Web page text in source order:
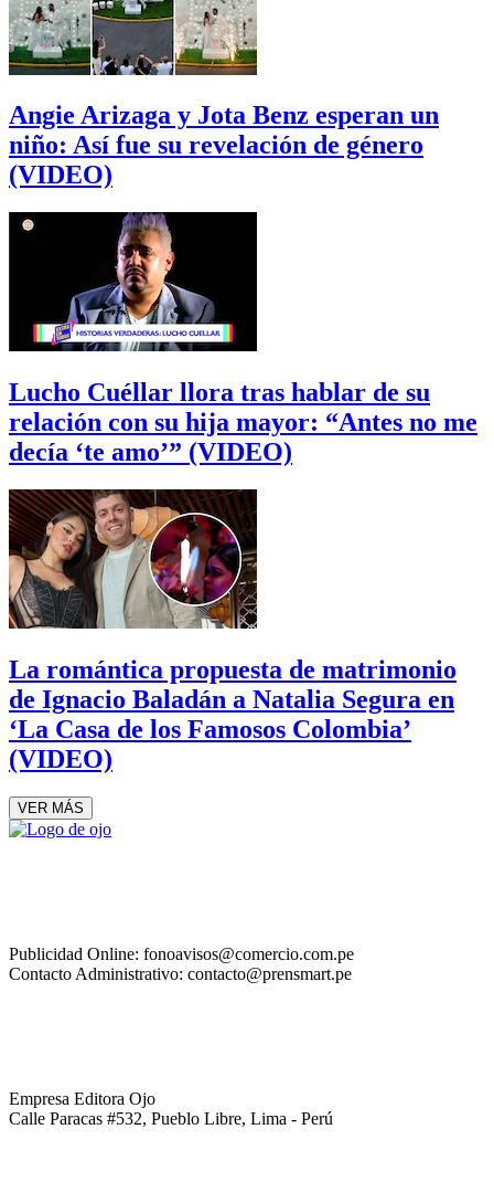
Angie Arizaga y Jota Benz esperan un
niño: Así fue su revelación de género
(VIDEO)
Lucho Cuéllar llora tras hablar de su
relación con su hija mayor: “Antes no me
decía ‘te amo’” (VIDEO)
La romántica propuesta de matrimonio
de Ignacio Baladán a Natalia Segura en
‘La Casa de los Famosos Colombia’
(VIDEO)
VER MÁS
Publicidad Online: fonoavisos@comercio.com.pe
Contacto Administrativo: contacto@prensmart.pe
Empresa Editora Ojo
Calle Paracas #532, Pueblo Libre, Lima - Perú